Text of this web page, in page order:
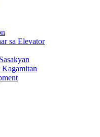
sa Elevator